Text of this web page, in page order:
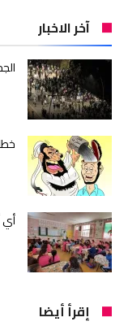
آخر الاخبار
أي
إقرأ أيضا